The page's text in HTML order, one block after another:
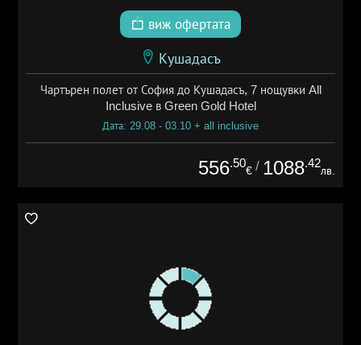
виж офертата
Кушадасъ
Чартърен полет от София до Кушадасъ, 7 нощувки All
Inclusive в Green Gold Hotel
Дата: 29.08 - 03.10 + all inclusive
556.50
€ / 1088.42
лв.